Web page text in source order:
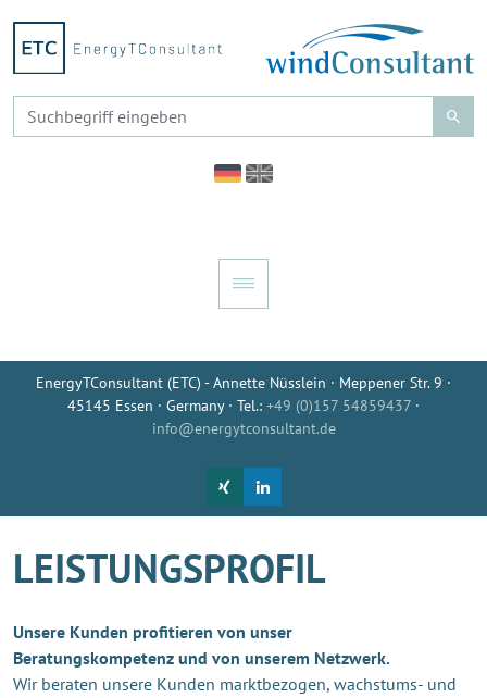
EnergyTConsultant (ETC) - Annette Nüsslein · Meppener Str. 9 ·
45145 Essen · Germany · Tel.: +49 (0)157 54859437 ·
info@energytconsultant.de
LEISTUNGSPROFIL
Unsere Kunden profitieren von unser
Beratungskompetenz und von unserem Netzwerk.
Wir beraten unsere Kunden marktbezogen, wachstums- und